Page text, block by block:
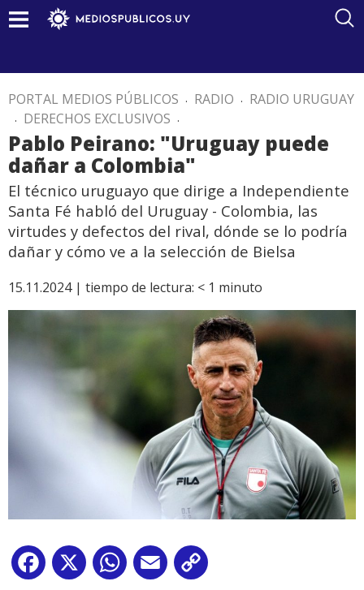
PORTAL MEDIOS PÚBLICOS . RADIO . RADIO URUGUAY
. DERECHOS EXCLUSIVOS .
Pablo Peirano: "Uruguay puede
dañar a Colombia"
El técnico uruguayo que dirige a Independiente
Santa Fé habló del Uruguay - Colombia, las
virtudes y defectos del rival, dónde se lo podría
dañar y cómo ve a la selección de Bielsa
15.11.2024 | tiempo de lectura: < 1 minuto
Facebook
X WhatsApp
Email